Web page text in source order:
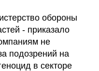
обороны
- приказало
не
подозрений на
в секторе